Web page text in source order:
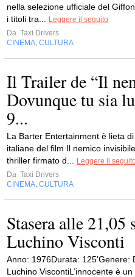
nella selezione ufficiale del
i titoli tra...
Leggere il seguito
Da Taxi Drivers
CINEMA CULTURA
Il Trailer de “Il
Dovunque tu sia
9...
La Barter Entertainment è lieta
italiane del film Il nemico
thriller firmato d...
Leggere il
Da Taxi Drivers
CINEMA CULTURA
Stasera alle
Luchino Visconti
Anno: 1976Durata: 125'Genere:
Luchino ViscontiL’innocente è